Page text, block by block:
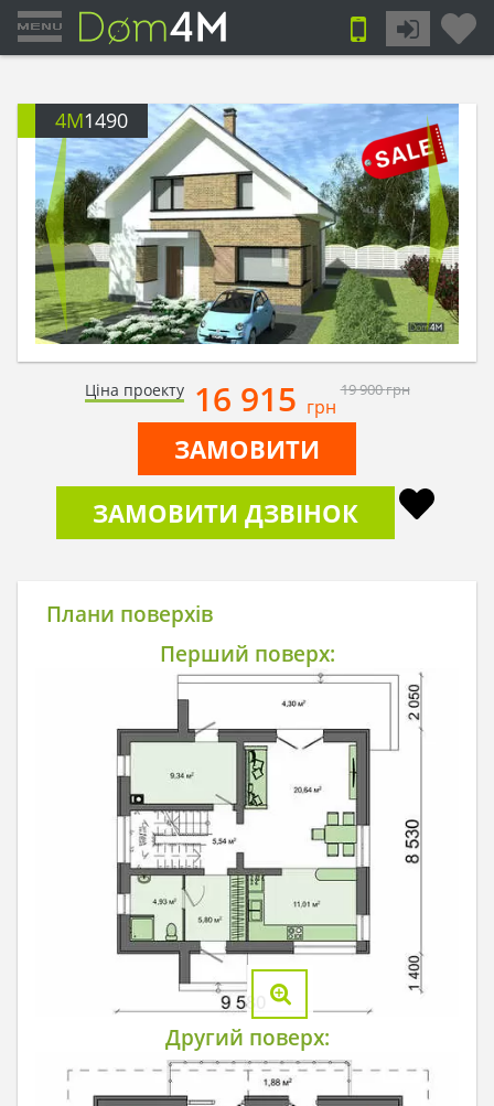
4M1490
Ціна проекту 16 915 грн
19 900грн
ЗАМОВИТИ
ЗАМОВИТИ ДЗВІНОК
Плани поверхів
Перший поверх:
Другий поверх: